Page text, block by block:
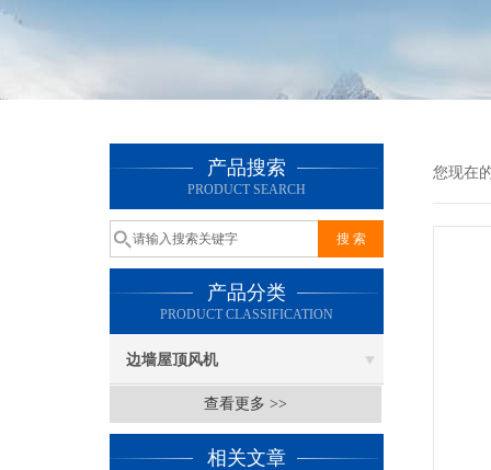
产品搜索
PRODUCT SEARCH
产品分类
PRODUCT CLASSIFICATION
边墙屋顶风机
查看更多 >>
相关文章
您现在